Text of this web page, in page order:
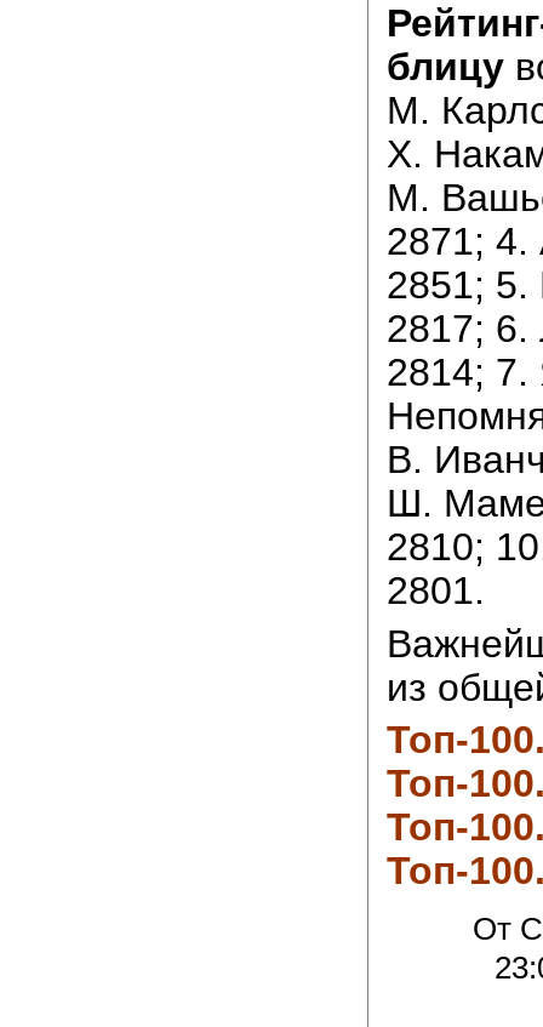
блицу
М.
Х.
М.
2871; 4.
2851; 5.
2817; 6.
2814; 7.
В.
Ш.
2810;
2801.
из
Топ-
Топ-
Топ-
Топ-
От